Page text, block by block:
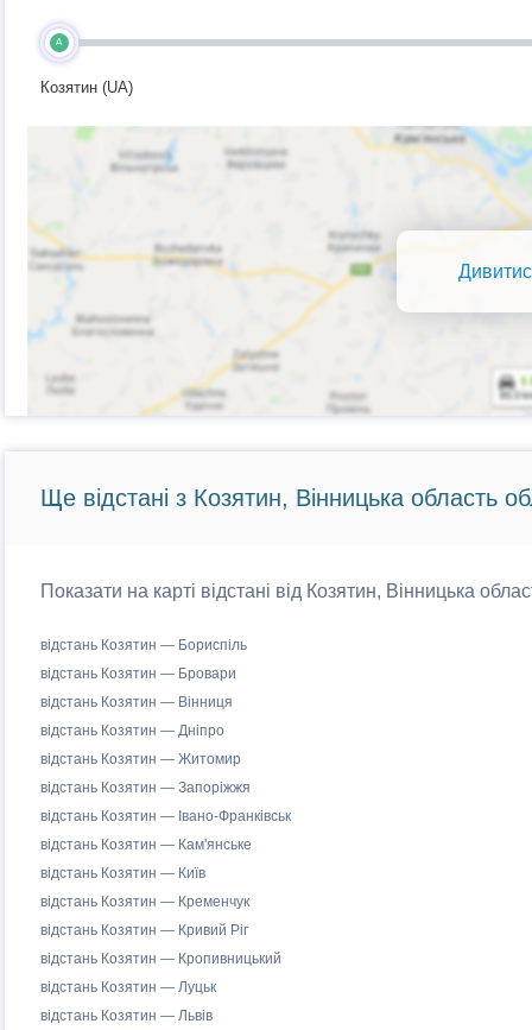
A
Козятин (UA)
Ще відстані з Козятин, Вінницька область
Показати на карті відстані від Козятин, Вінницька
відстань Козятин — Бориспіль
відстань Козятин — Бровари
відстань Козятин — Вінниця
відстань Козятин — Дніпро
відстань Козятин — Житомир
відстань Козятин — Запоріжжя
відстань Козятин — Івано-Франківськ
відстань Козятин — Кам'янське
відстань Козятин — Київ
відстань Козятин — Кременчук
відстань Козятин — Кривий Ріг
відстань Козятин — Кропивницький
відстань Козятин — Луцьк
відстань Козятин — Львів